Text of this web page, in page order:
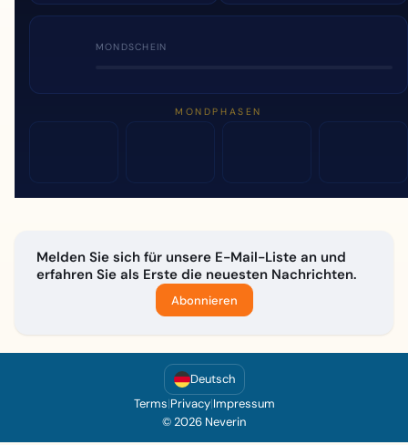
MONDSCHEIN
MONDPHASEN
Melden Sie sich für unsere E-Mail-Liste an und
erfahren Sie als Erste die neuesten Nachrichten.
Abonnieren
Deutsch
Terms|Privacy|Impressum
© 2026 Neverin